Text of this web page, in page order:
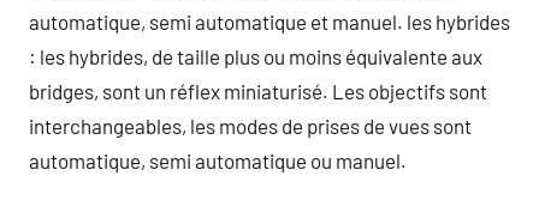
automatique, semi automatique et manuel. les hybrides
: les hybrides, de taille plus ou moins équivalente aux
bridges, sont un réflex miniaturisé. Les objectifs sont
interchangeables, les modes de prises de vues sont
automatique, semi automatique ou manuel.